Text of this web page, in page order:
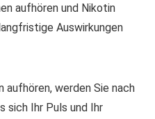
aufhören und Nikotin
Auswirkungen
aufhören, werden Sie nach
sich Ihr Puls und Ihr